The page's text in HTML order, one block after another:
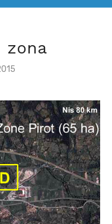
zona